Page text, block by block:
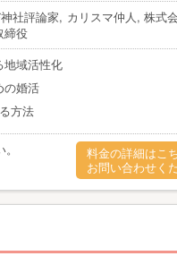
社評論家, カリスマ仲人, 株
役
地域活性化
の婚活
方法
料金の詳細はこ
お問い合わせく